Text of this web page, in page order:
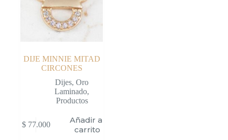
DIJE MINNIE MITAD
CIRCONES
Dijes,Oro
Laminado,
Productos
$77.000
Añadir al
carrito